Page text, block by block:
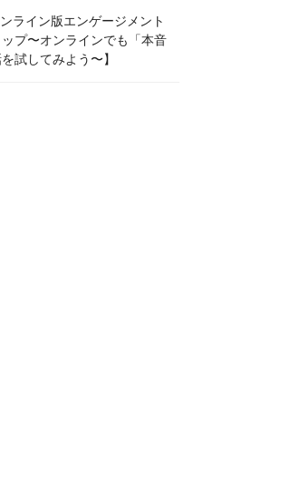
ライン版エンゲージメント
プ〜オンラインでも「本音
試してみよう〜】